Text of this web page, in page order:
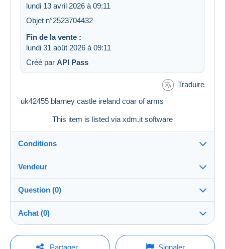
lundi 13 avril 2026 à 09:11
Objet n°2523704432
Fin de la vente :
lundi 31 août 2026 à 09:11
Créé par API Pass
Traduire
uk42455 blarney castle ireland coar of arms
This item is listed via xdm.it software
Conditions
Envoi après paiement dans les 14 jours
Frais de retour à charge de
Vendeur
postcardschef202599%(372x)
PRO
Boutique
Question (0)
Pour poser une question, vous devez ouvrir
Achat (0)
Dernière actualisation : 11:42:33